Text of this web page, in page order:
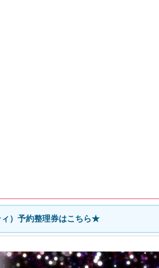
ィ）予約整理券はこちら★